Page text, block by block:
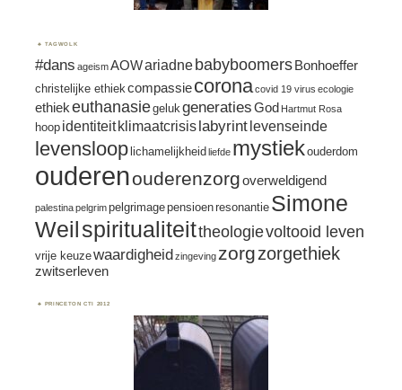
TAGWOLK
#dans ageismAOWariadne babyboomers Bonhoeffer
christelijke ethiekcompassiecoronacovid 19 virus ecologie
ethiekeuthanasiegelukgeneratiesGod Hartmut Rosa
hoop identiteit klimaatcrisislabyrint levenseinde
levensloop lichamelijkheid liefde mystiekouderdom
ouderenouderenzorgoverweldigend
palestinapelgrimpelgrimagepensioenresonantie Simone
Weil spiritualiteittheologievoltooid leven
vrije keuzewaardigheidzingeving zorgzorgethiek
zwitserleven
PRINCETON CTI 2012